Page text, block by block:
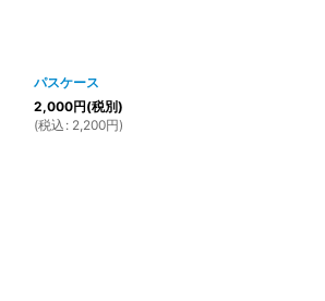
パスケース
2,000円(税別)
(税込 : 2,200円)